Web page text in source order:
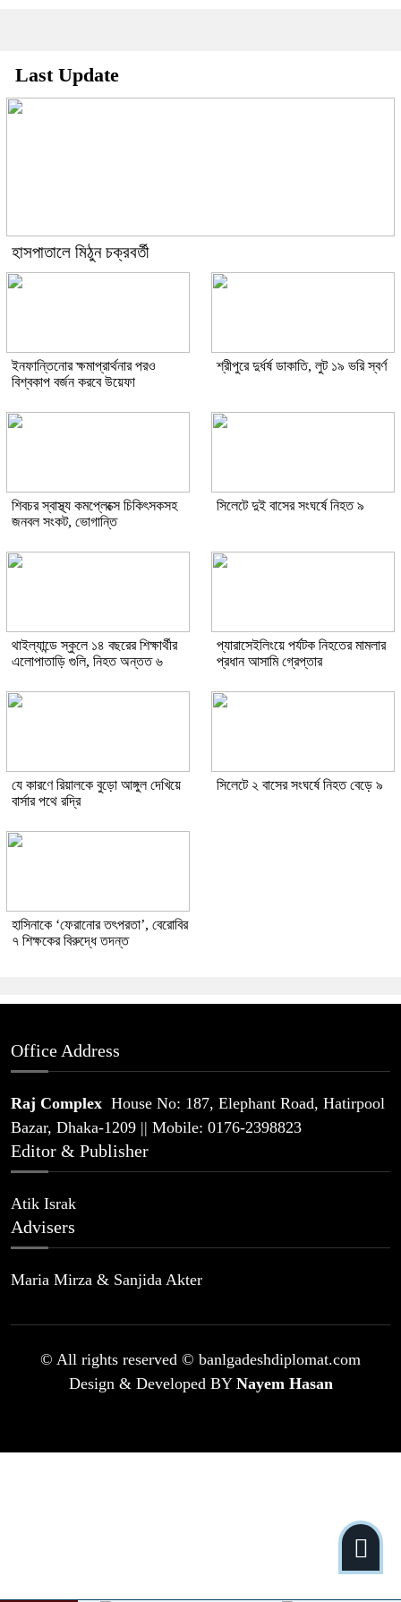
Last Update
হাসপাতালে মিঠুন চক্রবর্তী
ইনফান্তিনোর ক্ষমাপ্রার্থনার পরও
বিশ্বকাপ বর্জন করবে উয়েফা
শ্রীপুরে দুর্ধর্ষ ডাকাতি, লুট ১৯ ভরি স্বর্ণ
শিবচর স্বাস্থ্য কমপ্লেক্সে চিকিৎসকসহ
জনবল সংকট, ভোগান্তি
সিলেটে দুই বাসের সংঘর্ষে নিহত ৯
থাইল্যান্ডে স্কুলে ১৪ বছরের শিক্ষার্থীর
এলোপাতাড়ি গুলি, নিহত অন্তত ৬
প্যারাসেইলিংয়ে পর্যটক নিহতের মামলার
প্রধান আসামি গ্রেপ্তার
যে কারণে রিয়ালকে বুড়ো আঙ্গুল দেখিয়ে
বার্সার পথে রদ্রি
সিলেটে ২ বাসের সংঘর্ষে নিহত বেড়ে ৯
হাসিনাকে ‘ফেরানোর তৎপরতা’, বেরোবির
৭ শিক্ষকের বিরুদ্ধে তদন্ত
Office Address
Raj Complex House No: 187, Elephant Road, Hatirpool
Bazar, Dhaka-1209 || Mobile: 0176-2398823
Editor & Publisher
Atik Israk
Advisers
Maria Mirza & Sanjida Akter
© All rights reserved © banlgadeshdiplomat.com
Design & Developed BY Nayem Hasan